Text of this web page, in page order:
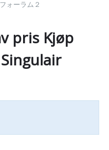
フォーラム２
pris Kjøp